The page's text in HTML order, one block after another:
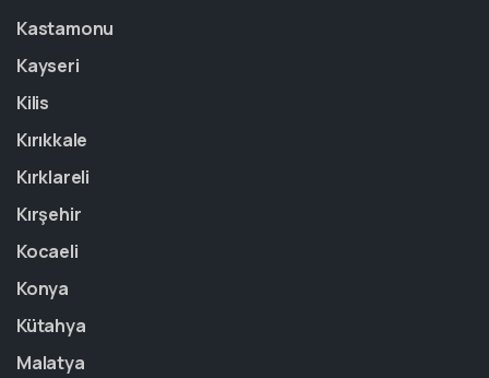
Kastamonu
Kayseri
Kilis
Kırıkkale
Kırklareli
Kırşehir
Kocaeli
Konya
Kütahya
Malatya